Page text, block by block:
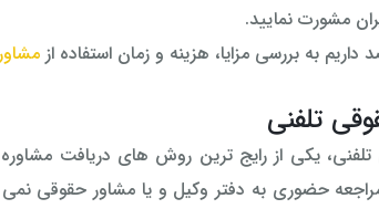
مشورت نمایید.
داریم به بررسی مزایا، هزینه و زمان استفاده از
تلفنی
یکی از رایج ترین روش های دریافت